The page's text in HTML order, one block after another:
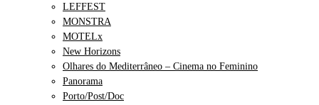
LEFFEST
MONSTRA
MOTELx
New Horizons
Olhares do Mediterrâneo – Cinema no Feminino
Panorama
Porto/Post/Doc